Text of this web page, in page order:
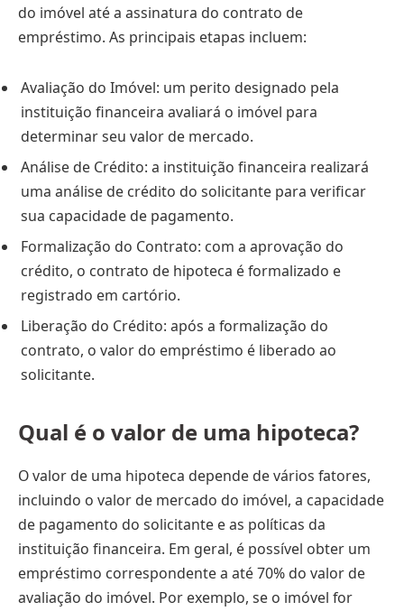
do imóvel até a assinatura do contrato de
empréstimo. As principais etapas incluem:
Avaliação do Imóvel: um perito designado pela
instituição financeira avaliará o imóvel para
determinar seu valor de mercado.
Análise de Crédito: a instituição financeira realizará
uma análise de crédito do solicitante para verificar
sua capacidade de pagamento.
Formalização do Contrato: com a aprovação do
crédito, o contrato de hipoteca é formalizado e
registrado em cartório.
Liberação do Crédito: após a formalização do
contrato, o valor do empréstimo é liberado ao
solicitante.
Qual é o valor de uma hipoteca?
O valor de uma hipoteca depende de vários fatores,
incluindo o valor de mercado do imóvel, a capacidade
de pagamento do solicitante e as políticas da
instituição financeira. Em geral, é possível obter um
empréstimo correspondente a até 70% do valor de
avaliação do imóvel. Por exemplo, se o imóvel for